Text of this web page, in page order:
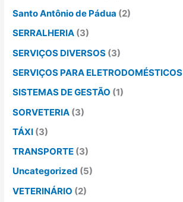
Santo Antônio de Pádua (2)
SERRALHERIA (3)
SERVIÇOS DIVERSOS (3)
SERVIÇOS PARA ELETRODOMÉSTICOS
SISTEMAS DE GESTÃO (1)
SORVETERIA (3)
TÁXI (3)
TRANSPORTE (3)
Uncategorized (5)
VETERINÁRIO (2)